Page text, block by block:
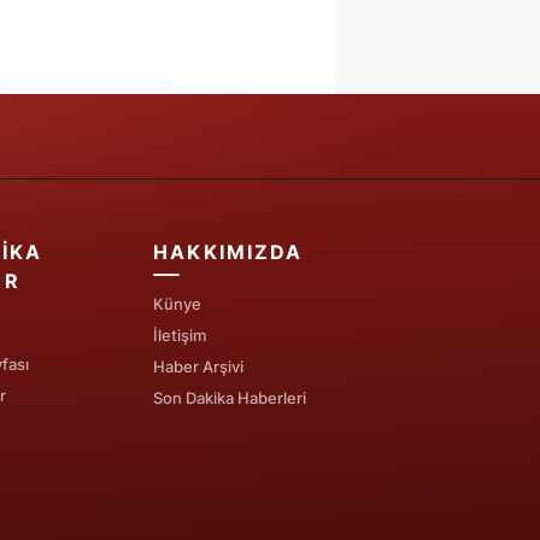
HAKKIMIZDA
Künye
İletişim
Haber Arşivi
Son Dakika Haberleri